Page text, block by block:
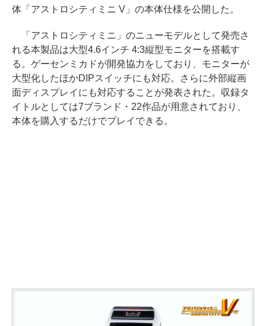
体「アストロシティミニ V」の本体仕様を公開した。
「アストロシティミニ」のニューモデルとして発売さ
れる本製品は大型4.6インチ 4:3縦型モニターを搭載す
る。ゲーセンミカドが開発協力をしており、モニターが
大型化したほかDIPスイッチにも対応。さらに外部縦画
面ディスプレイにも対応することが発表された。収録タ
イトルとしては7ブランド・22作品が用意されており、
本体を購入するだけでプレイできる。